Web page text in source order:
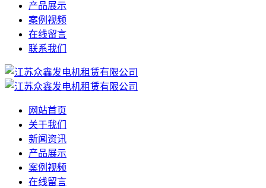
产品展示
案例视频
在线留言
联系我们
网站首页
关于我们
新闻资讯
产品展示
案例视频
在线留言